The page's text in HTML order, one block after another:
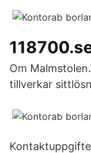
Om
tillverkar